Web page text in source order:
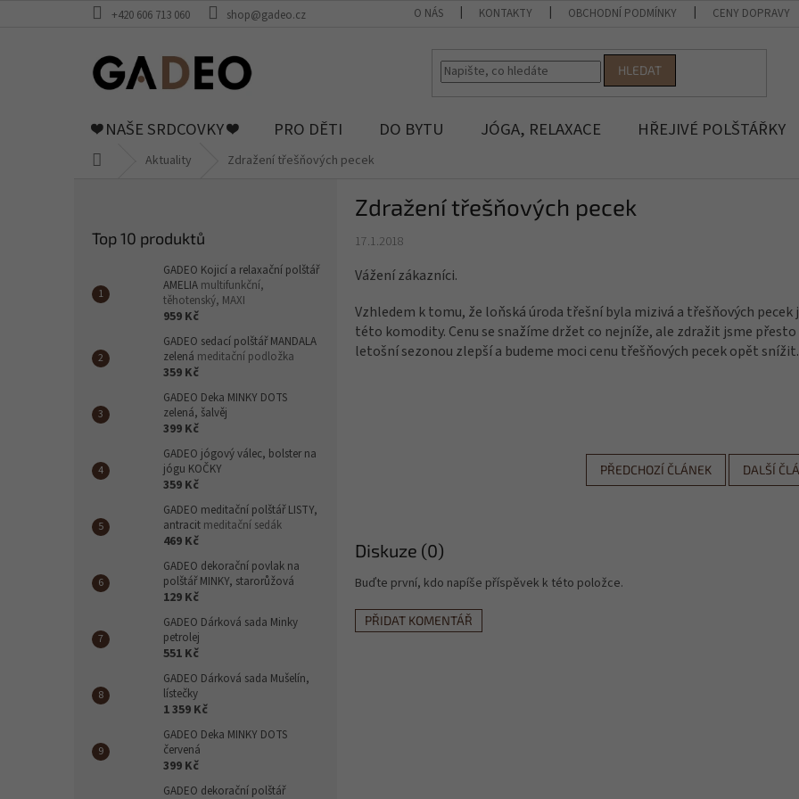
+420 606 713 060 shop@gadeo.cz O NÁS KONTAKTY OBCHODNÍ PODMÍNKY CENY DOPRAVY
HLEDAT
❤️ NAŠE SRDCOVKY ❤️ PRO DĚTI DO BYTU JÓGA, RELAXACE HŘEJIVÉ POLŠTÁŘKY
Aktuality Zdražení třešňových pecek
Top 10 produktů
GADEO Kojicí a relaxační polštář
AMELIA multifunkční,
těhotenský, MAXI
959 Kč
GADEO sedací polštář MANDALA
zelená meditační podložka
359 Kč
GADEO Deka MINKY DOTS
zelená, šalvěj
399 Kč
GADEO jógový válec, bolster na
jógu KOČKY
359 Kč
GADEO meditační polštář LISTY,
antracit meditační sedák
469 Kč
GADEO dekorační povlak na
polštář MINKY, starorůžová
129 Kč
GADEO Dárková sada Minky
petrolej
551 Kč
GADEO Dárková sada Mušelín,
lístečky
1 359 Kč
GADEO Deka MINKY DOTS
červená
399 Kč
GADEO dekorační polštář
Zdražení třešňových pecek
17.1.2018
Vážení zákazníci.
Vzhledem k tomu, že loňská úroda třešní byla mizivá a třešňových
této komodity. Cenu se snažíme držet co nejníže, ale zdražit jsme
letošní sezonou zlepší a budeme moci cenu třešňových pecek opět snížit.
PŘEDCHOZÍ ČLÁNEK DALŠÍ
Diskuze (0)
Buďte první, kdo napíše příspěvek k této položce.
PŘIDAT KOMENTÁŘ